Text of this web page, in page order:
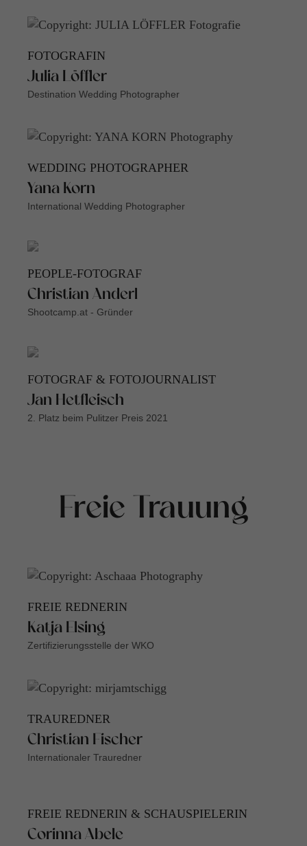
FOTOGRAFIN
Julia Löffler
Destination Wedding Photographer
WEDDING PHOTOGRAPHER
Yana Korn
International Wedding Photographer
PEOPLE-FOTOGRAF
Christian Anderl
Shootcamp.at - Gründer
FOTOGRAF & FOTOJOURNALIST
Jan Hetfleisch
2. Platz beim Pulitzer Preis 2021
Freie Trauung
FREIE REDNERIN
Katja Elsing
Zertifizierungsstelle der WKO
TRAUREDNER
Christian Fischer
Internationaler Trauredner
FREIE REDNERIN & SCHAUSPIELERIN
Corinna Abele